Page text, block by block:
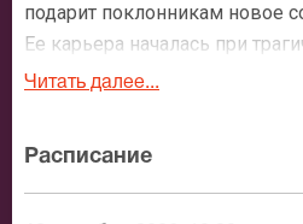
подарит поклонникам новое
Ее карьера началась при
обстоятельствах, но она
Билеты на Ирину Круг
Читать далее...
Расписание